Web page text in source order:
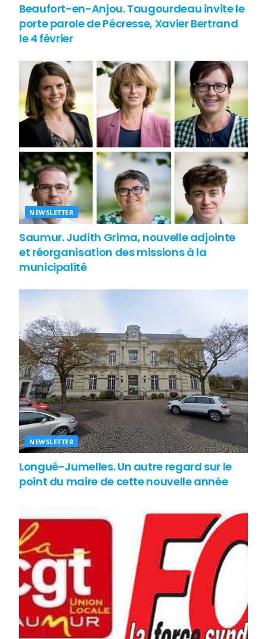
Beaufort-en-Anjou. Taugourdeau invite le
porte parole de Pécresse, Xavier Bertrand
le 4 février
NEWSLETTER
Saumur. Judith Grima, nouvelle adjointe
et réorganisation des missions à la
municipalité
NEWSLETTER
Longué-Jumelles. Un autre regard sur le
point du maire de cette nouvelle année